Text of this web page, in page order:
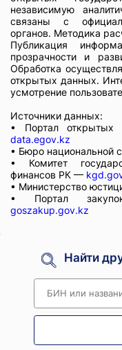
независимую
связаны с
органов. Методика
Публикация
прозрачности и
Обработка
открытых данных.
усмотрение
Источники данных:
• Портал открытых
data.egov.kz
• Бюро национальной
• Комитет
финансов РК —
• Министерство
• Портал
goszakup.gov.kz
Найти